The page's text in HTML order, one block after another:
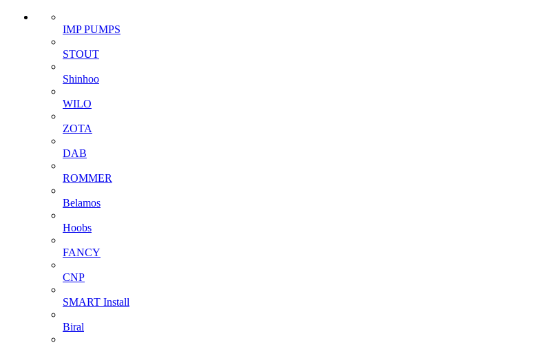
IMP PUMPS
STOUT
Shinhoo
WILO
ZOTA
DAB
ROMMER
Belamos
Hoobs
FANCY
CNP
SMART Install
Biral